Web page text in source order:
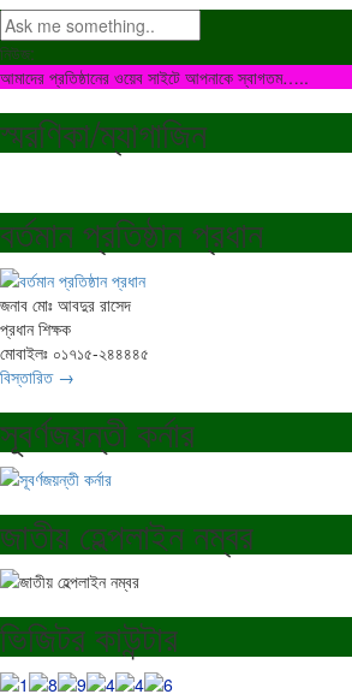
নিউজ:
আমাদের প্রতিষ্ঠানের ওয়েব সাইটে আপনাকে স্বাগতম…..
স্মরণিকা/ম্যাগাজিন
বর্তমান প্রতিষ্ঠান প্রধান
জনাব মোঃ আবদুর রাসেদ
প্রধান শিক্ষক
মোবাইলঃ ০১৭১৫-২৪৪৪৪৫
বিস্তারিত →
সূবর্ণজয়ন্তী কর্নার
জাতীয় হেল্পলাইন নম্বর
ভিজিটর কাউন্টার